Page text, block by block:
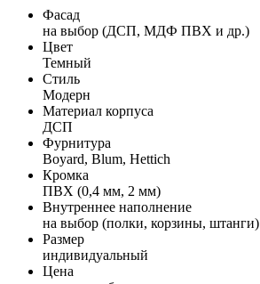
Фасад
на выбор (ДСП, МДФ ПВХ и др.)
Цвет
Темный
Стиль
Модерн
Материал корпуса
ДСП
Фурнитура
Boyard, Blum, Hettich
Кромка
ПВХ (0,4 мм, 2 мм)
Внутреннее наполнение
на выбор (полки, корзины, штанги)
Размер
индивидуальный
Цена